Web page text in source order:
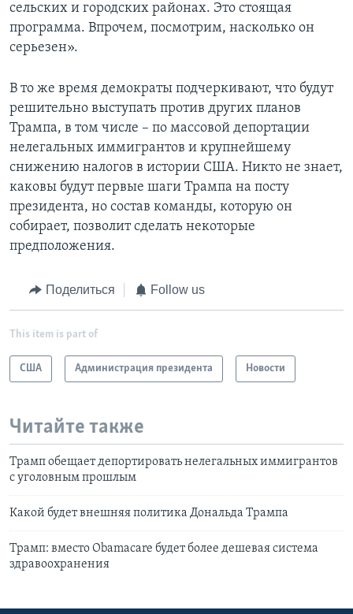
сельских и городских районах. Это стоящая
программа. Впрочем, посмотрим, насколько он
серьезен».
В то же время демократы подчеркивают, что будут
решительно выступать против других планов
Трампа, в том числе – по массовой депортации
нелегальных иммигрантов и крупнейшему
снижению налогов в истории США. Никто не знает,
каковы будут первые шаги Трампа на посту
президента, но состав команды, которую он
собирает, позволит сделать некоторые
предположения.
Поделиться Follow us
This item is part of
США Администрация президента Новости
Читайте также
Трамп обещает депортировать нелегальных иммигрантов
с уголовным прошлым
Какой будет внешняя политика Дональда Трампа
Трамп: вместо Obamacare будет более дешевая система
здравоохранения